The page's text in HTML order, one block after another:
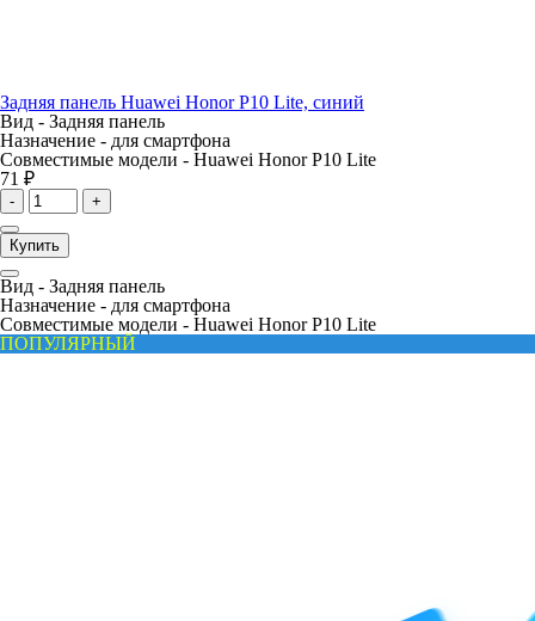
Задняя панель Huawei Honor P10 Lite, синий
Вид - Задняя панель
Назначение - для смартфона
Совместимые модели - Huawei Honor P10 Lite
71 ₽
- +
Купить
Вид - Задняя панель
Назначение - для смартфона
Совместимые модели - Huawei Honor P10 Lite
ПОПУЛЯРНЫЙ